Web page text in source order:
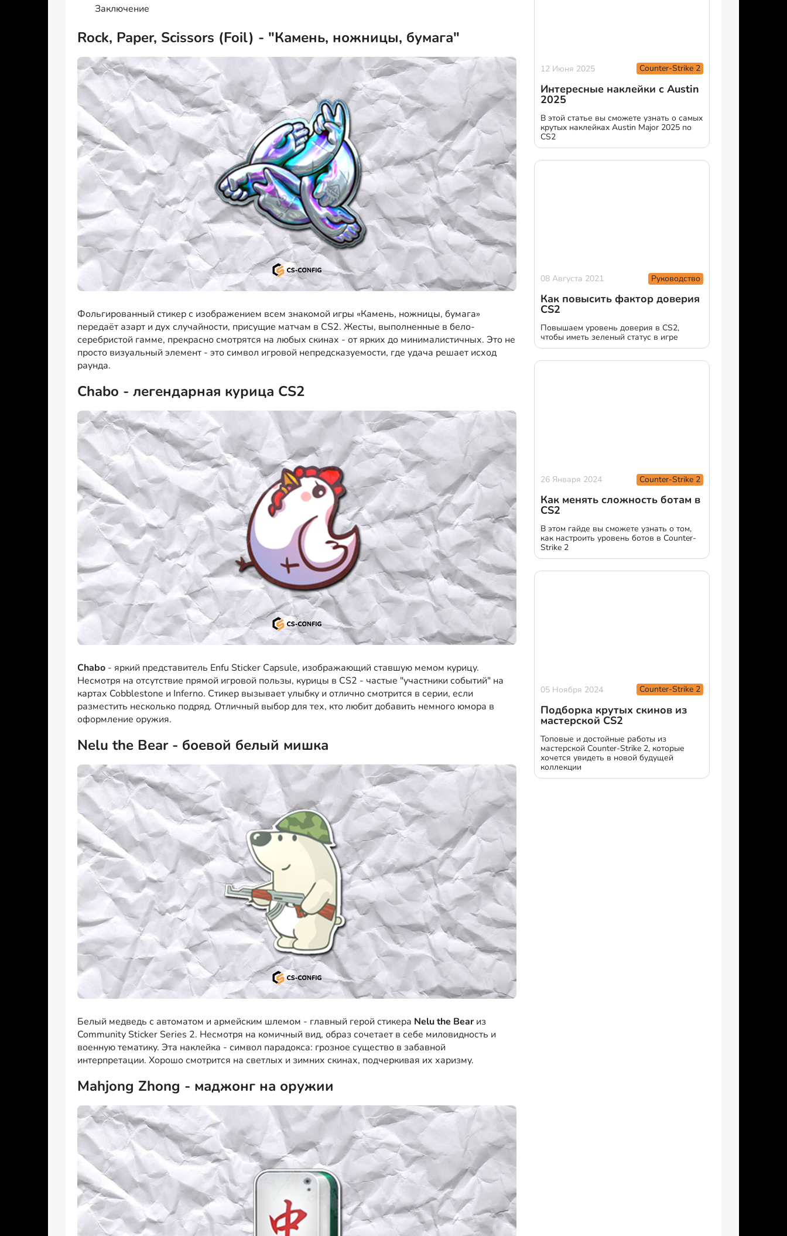
Заключение
Rock, Paper, Scissors (Foil) - "Камень, ножницы, бумага"
Фольгированный стикер с изображением всем знакомой игры «Камень, ножницы, бумага»
передаёт азарт и дух случайности, присущие матчам в CS2. Жесты, выполненные в бело-
серебристой гамме, прекрасно смотрятся на любых скинах - от ярких до минималистичных. Это не
просто визуальный элемент - это символ игровой непредсказуемости, где удача решает исход
раунда.
Chabo - легендарная курица CS2
Chabo - яркий представитель Enfu Sticker Capsule, изображающий ставшую мемом курицу.
Несмотря на отсутствие прямой игровой пользы, курицы в CS2 - частые "участники событий" на
картах Cobblestone и Inferno. Стикер вызывает улыбку и отлично смотрится в серии, если
разместить несколько подряд. Отличный выбор для тех, кто любит добавить немного юмора в
оформление оружия.
Nelu the Bear - боевой белый мишка
Белый медведь с автоматом и армейским шлемом - главный герой стикера Nelu the Bear из
Community Sticker Series 2. Несмотря на комичный вид, образ сочетает в себе миловидность и
военную тематику. Эта наклейка - символ парадокса: грозное существо в забавной
интерпретации. Хорошо смотрится на светлых и зимних скинах, подчеркивая их харизму.
Mahjong Zhong - маджонг на оружии
12 Июня 2025 Counter-Strike 2
Интересные наклейки с Austin
2025
В этой статье вы сможете узнать о самых
крутых наклейках Austin Major 2025 по
CS2
08 Августа 2021 Руководство
Как повысить фактор доверия
CS2
Повышаем уровень доверия в CS2,
чтобы иметь зеленый статус в игре
26 Января 2024 Counter-Strike 2
Как менять сложность ботам в
CS2
В этом гайде вы сможете узнать о том,
как настроить уровень ботов в Counter-
Strike 2
05 Ноября 2024 Counter-Strike 2
Подборка крутых скинов из
мастерской CS2
Топовые и достойные работы из
мастерской Counter-Strike 2, которые
хочется увидеть в новой будущей
коллекции